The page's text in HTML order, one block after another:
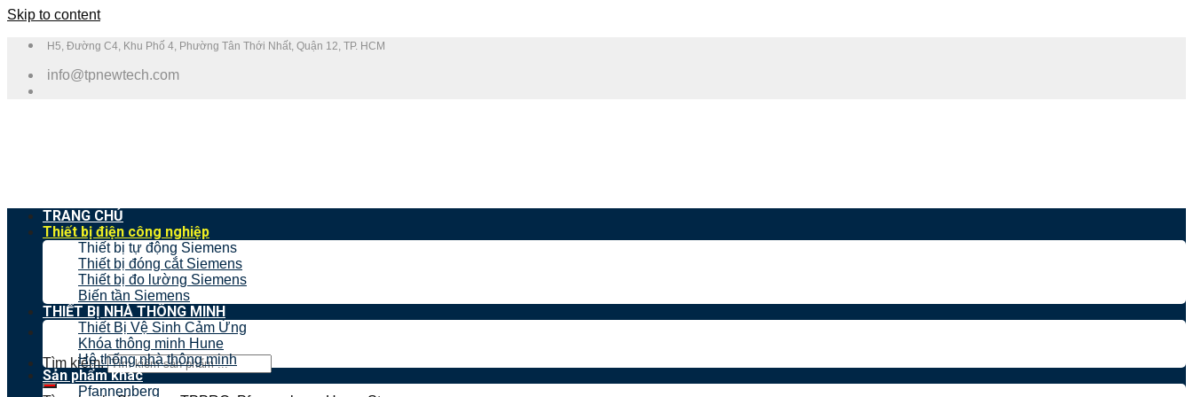
Skip to content
H5, Đường C4, Khu Phố 4, Phường Tân Thới Nhất, Quận 12, TP. HCM
info@tpnewtech.com
Tìm kiếm:
TRANG CHỦ
Thiết bị điện công nghiệp
Thiết bị tự động Siemens
Thiết bị đóng cắt Siemens
Thiết bị đo lường Siemens
Biến tần Siemens
THIẾT BỊ NHÀ THÔNG MINH
Thiết Bị Vệ Sinh Cảm Ứng
Khóa thông minh Hune
Hệ thống nhà thông minh
Sản phẩm khác
Pfannenberg